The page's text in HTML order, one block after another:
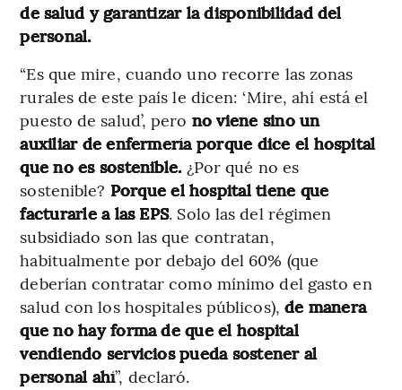
de salud y garantizar la disponibilidad del
personal.
“Es que mire, cuando uno recorre las zonas
rurales de este país le dicen: ‘Mire, ahí está el
puesto de salud’, pero no viene sino un
auxiliar de enfermería porque dice el hospital
que no es sostenible. ¿Por qué no es
sostenible? Porque el hospital tiene que
facturarle a las EPS. Solo las del régimen
subsidiado son las que contratan,
habitualmente por debajo del 60% (que
deberían contratar como mínimo del gasto en
salud con los hospitales públicos), de manera
que no hay forma de que el hospital
vendiendo servicios pueda sostener al
personal ahí”, declaró.